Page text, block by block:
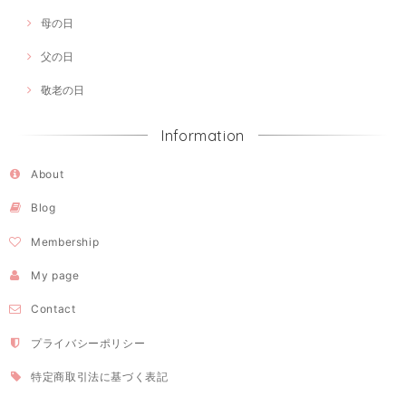
母の日
父の日
敬老の日
Information
About
Blog
Membership
My page
Contact
プライバシーポリシー
特定商取引法に基づく表記